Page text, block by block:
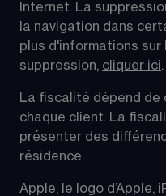
Internet. La
la navigation dans
plus d'informations
suppression, cliquer ici.
La fiscalité dépend de
chaque client. La
présenter des
résidence.
Apple, le logo d’Apple,